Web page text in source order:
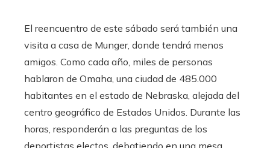
El reencuentro de este sábado será también una
visita a casa de Munger, donde tendrá menos
amigos. Como cada año, miles de personas
hablaron de Omaha, una ciudad de 485.000
habitantes en el estado de Nebraska, alejada del
centro geográfico de Estados Unidos. Durante las
horas, responderán a las preguntas de los
deportistas electos, debatiendo en una mesa